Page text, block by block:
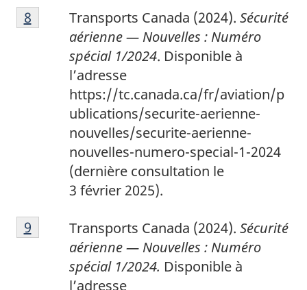
8 Transports Canada (2024). Sécurité
aérienne — Nouvelles : Numéro
spécial 1/2024. Disponible à
l’adresse
https://tc.canada.ca/fr/aviation/p
ublications/securite-aerienne-
nouvelles/securite-aerienne-
nouvelles-numero-special-1-2024
(dernière consultation le
3 février 2025).
Return to footnote
8 referrer
9 Transports Canada (2024). Sécurité
aérienne — Nouvelles : Numéro
spécial 1/2024. Disponible à
l’adresse
Return to footnote
9 referrer